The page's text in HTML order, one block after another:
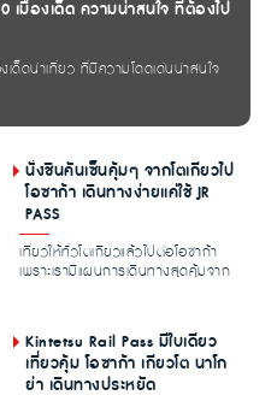
เมืองเด็ด ความน่าสนใจ ที่ต้องไป
ด็ดน่าเที่ยว ที่มีความโดดเด่นน่าสนใจ
นั่งชินคันเซ็นคุ้มๆ จากโตเกียวไป
โอซาก้า เดินทางง่ายแค่ใช้ JR
PASS
เที่ยวให้ทั่วโตเกียวแล้วไปต่อโอซาก้า
เพราะเรามีแผนการเดินทางสุดคุ้มจาก
Kintetsu Rail Pass มีใบเดียว
เที่ยวคุ้ม โอซาก้า เกียวโต นาโก
ย่า เดินทางประหยัด